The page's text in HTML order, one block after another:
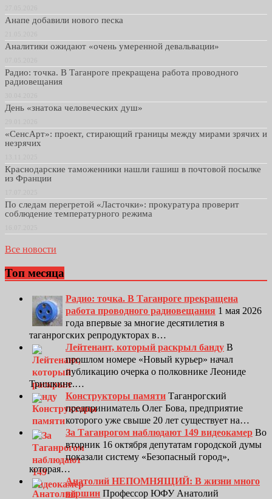
Анапе добавили нового песка
Аналитики ожидают «очень умеренной девальвации»
Радио: точка. В Таганроге прекращена работа проводного
радиовещания
День «знатока человеческих душ»
«СенсАрт»: проект, стирающий границы между мирами зрячих и
незрячих
Краснодарские таможенники нашли гашиш в почтовой посылке
из Франции
По следам перегретой «Ласточки»: прокуратура проверит
соблюдение температурного режима
Все новости
Топ месяца
Радио: точка. В Таганроге прекращена
работа проводного радиовещания 1 мая 2026
года впервые за многие десятилетия в
таганрогских репродукторах в…
Лейтенант, который раскрыл банду В
прошлом номере «Новый курьер» начал
публикацию очерка о полковнике Леониде
Тришкине.…
Конструкторы памяти Таганрогский
предприниматель Олег Бова, предприятие
которого уже свыше 20 лет существует на…
За Таганрогом наблюдают 149 видеокамер Во
вторник 16 октября депутатам городской думы
показали систему «Безопасный город»,
которая…
Анатолий НЕПОМНЯЩИЙ: В жизни много
вершин Профессор ЮФУ Анатолий